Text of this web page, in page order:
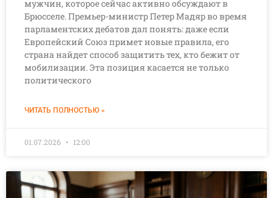
мужчин, которое сейчас активно обсуждают в
Брюсселе. Премьер-министр Петер Мадяр во время
парламентских дебатов дал понять: даже если
Европейский Союз примет новые правила, его
страна найдет способ защитить тех, кто бежит от
мобилизации. Эта позиция касается не только
политического
ЧИТАТЬ ПОЛНОСТЬЮ »
01.07.2026 12:00